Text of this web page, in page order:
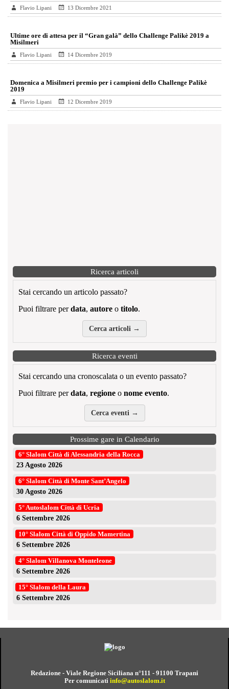
Flavio Lipani 13 Dicembre 2021
Ultime ore di attesa per il “Gran galà” dello Challenge Palikè 2019 a
Misilmeri
Flavio Lipani 14 Dicembre 2019
Domenica a Misilmeri premio per i campioni dello Challenge Palikè
2019
Flavio Lipani 12 Dicembre 2019
Ricerca articoli
Stai cercando un articolo passato?
Puoi filtrare perdata, autore o titolo.
Cerca articoli →
Ricerca eventi
Stai cercando una cronoscalata o un evento passato?
Puoi filtrare perdata, regione o nome evento.
Cerca eventi →
Prossime gare in Calendario
6° Slalom Città di Alessandria della Rocca
23 Agosto 2026
6° Slalom Città di Monte Sant’Angelo
30 Agosto 2026
5° Autoslalom Città di Ucria
6 Settembre 2026
10° Slalom Città di Oppido Mamertina
6 Settembre 2026
4° Slalom Villanova Monteleone
6 Settembre 2026
15° Slalom della Laura
6 Settembre 2026
Redazione - Viale Regione Siciliana n°111 - 91100 Trapani
Per comunicati info@autoslalom.it